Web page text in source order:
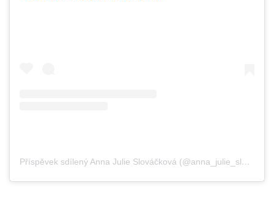
Příspěvek sdílený Anna Julie Slováčková (@anna_julie_slovackova)